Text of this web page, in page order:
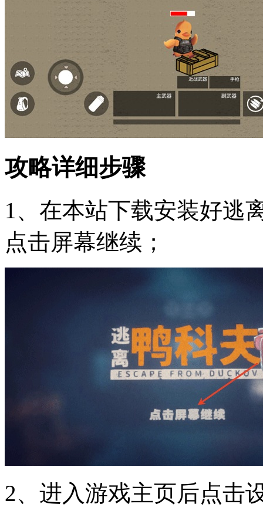
攻略详细步骤
1、在本站下载安装好逃
点击屏幕继续；
2、进入游戏主页后点击